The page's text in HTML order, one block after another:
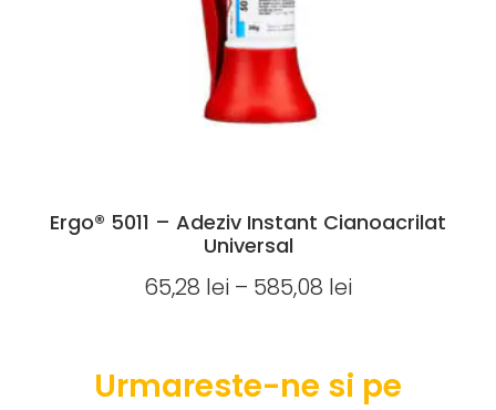
Ergo® 5011 – Adeziv Instant Cianoacrilat
Universal
65,28 lei – 585,08 lei
Urmareste-ne si pe